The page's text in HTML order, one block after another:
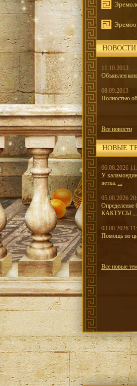
НОВОСТИ
11.10.2013
Объявлен
08.09.2013
Полностью
Все новости
НОВЫЕ
06.08.2026
У
ветка. ...
05.08.2026
Определение
КАКТУСЫ ...
03.08.2026
Помощь по
Все новые